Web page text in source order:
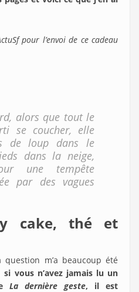
pour l’envoi de ce cadeau
alors que tout le
se coucher, elle
de loup dans le
dans la neige,
une tempête
par des vagues
cake, thé et
m’a beaucoup été
si vous n’avez jamais lu un
La dernière geste, il est